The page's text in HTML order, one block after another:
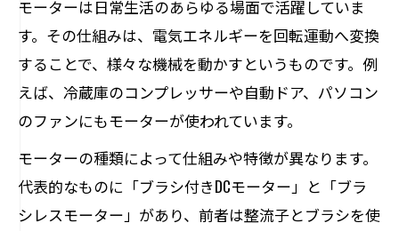
モーターは日常生活のあらゆる場面で活躍していま
す。その仕組みは、電気エネルギーを回転運動へ変換
することで、様々な機械を動かすというものです。例
えば、冷蔵庫のコンプレッサーや自動ドア、パソコン
のファンにもモーターが使われています。
モーターの種類によって仕組みや特徴が異なります。
代表的なものに「ブラシ付きDCモーター」と「ブラ
シレスモーター」があり、前者は整流子とブラシを使